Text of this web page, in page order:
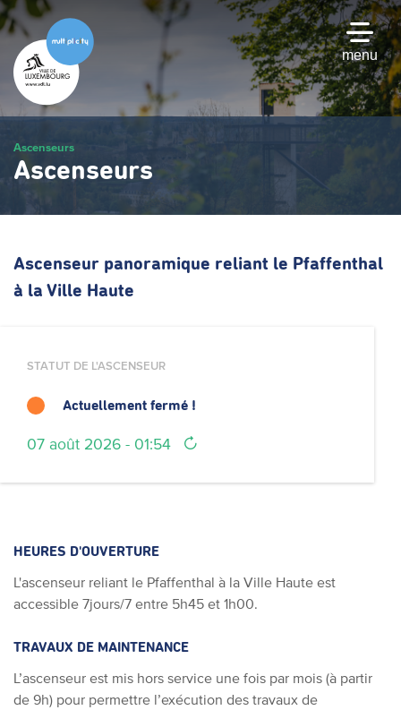
Passer
au
contenu
principal
menu
Ascenseurs
Ascenseurs
Ascenseur panoramique reliant le Pfaffenthal
à la Ville Haute
STATUT DE L'ASCENSEUR
Actuellement fermé !
07 août 2026 - 01:54
HEURES D'OUVERTURE
L'ascenseur reliant le Pfaffenthal à la Ville Haute est
accessible 7jours/7 entre 5h45 et 1h00.
TRAVAUX DE MAINTENANCE
L’ascenseur est mis hors service une fois par mois (à partir
de 9h) pour permettre l’exécution des travaux de